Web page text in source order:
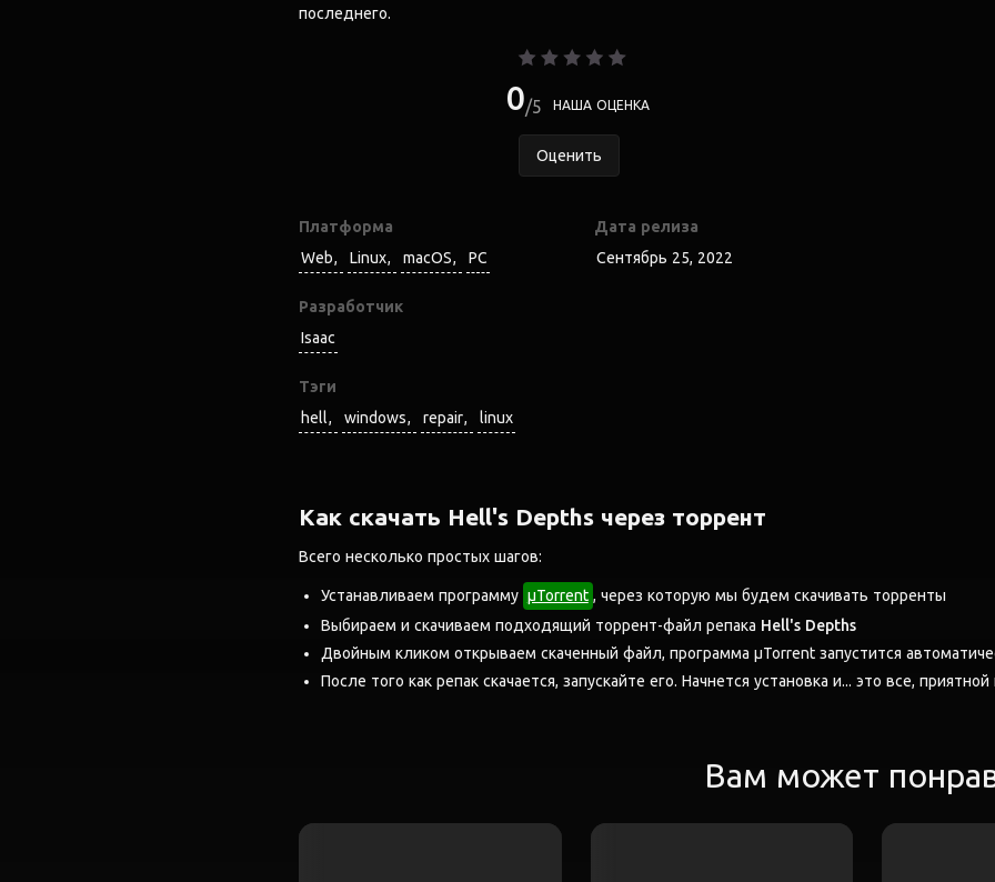
последнего.
0 5 НАША ОЦЕНКА
Оценить
Платформа
Web
Linux macOS PC
Разработчик
Isaac
Дата релиза
Сентябрь 25, 2022
Тэги
hell
windows repair linux
Как скачать Hell's Depths через торрент
Всего несколько простых шагов:
Устанавливаем программу μTorrent , через которую мы будем скачивать торренты
Выбираем и скачиваем подходящий торрент-файл репака Hell's Depths
Двойным кликом открываем скаченный файл, программа μTorrent запустится
После того как репак скачается, запускайте его. Начнется установка и... это все, приятной
Вам может